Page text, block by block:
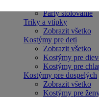
Párty stolovanie
Triky a vtípky
Zobrazit všetko
Kostýmy pre deti
Zobrazit všetko
Kostýmy pre
Kostýmy pre
Kostýmy pre dospelých
Zobrazit všetko
Kostýmy pre